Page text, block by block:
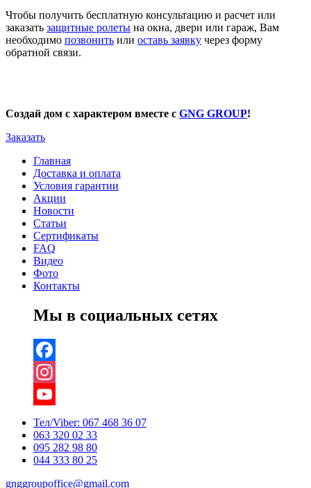
Чтобы получить бесплатную консультацию и расчет или
заказать защитные ролеты на окна, двери или гараж, Вам
необходимо позвонить или оставь заявку через форму
обратной связи.
Создай дом с характером вместе с GNG GROUP!
Заказать
Главная
Доставка и оплата
Условия гарантии
Акции
Новости
Статьи
Сертификаты
FAQ
Видео
Фото
Контакты
Мы в социальных сетях
Facebook
Instagram
YouTube
Channel
Тел/Viber: 067 468 36 07
063 320 02 33
095 282 98 80
044 333 80 25
gnggroupoffice@gmail.com